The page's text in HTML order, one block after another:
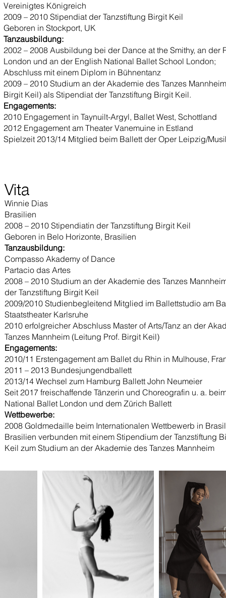
Vereinigtes Königreich
2009 – 2010 Stipendiat der Tanzstiftung Birgit Keil
Geboren in Stockport, UK
Tanzausbildung:
2002 – 2008 Ausbildung bei der Dance at the Smithy, an der
London und an der English National Ballet School London;
Abschluss mit einem Diplom in Bühnentanz
2009 – 2010 Studium an der Akademie des Tanzes
Birgit Keil) als Stipendiat der Tanzstiftung Birgit Keil.
Engagements:
2010 Engagement in Taynuilt-Argyl, Ballet West, Schottland
2012 Engagement am Theater Vanemuine in Estland
Spielzeit 2013/14 Mitglied beim Ballett der Oper Leipzig/
Vita
Winnie Dias
Brasilien
2008 – 2010 Stipendiatin der Tanzstiftung Birgit Keil
Geboren in Belo Horizonte, Brasilien
Tanzausbildung:
Compasso Akademy of Dance
Partacio das Artes
2008 – 2010 Studium an der Akademie des Tanzes
der Tanzstiftung Birgit Keil
2009/2010 Studienbegleitend Mitglied im Ballettstudio am
Staatstheater Karlsruhe
2010 erfolgreicher Abschluss Master of Arts/Tanz an der
Tanzes Mannheim (Leitung Prof. Birgit Keil)
Engagements:
2010/11 Erstengagement am Ballet du Rhin in Mulhouse,
2011 – 2013 Bundesjungendballett
2013/14 Wechsel zum Hamburg Ballett John Neumeier
Seit 2017 freischaffende Tänzerin und Choreografin u. a.
National Ballet London und dem Zürich Ballett
Wettbewerbe:
2008 Goldmedaille beim Internationalen Wettbewerb in
Brasilien verbunden mit einem Stipendium der Tanzstiftung
Keil zum Studium an der Akademie des Tanzes Mannheim